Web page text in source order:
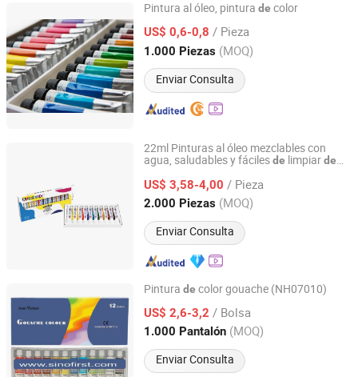
Pintura al óleo, pintura de color
US$ 0,6-0,8 / Pieza
1.000 Piezas (MOQ)
Enviar Consulta
Jinhua Gowin Canvas Co., Ltd.
Zhejiang, China Desde 2011
22ml Pinturas al óleo mezclables con
agua, saludables y fácilesde limpiarde
US$ 3,58-4,00 / Pieza
2.000 Piezas (MOQ)
Enviar Consulta
Ningbo Yinzhou Wenhui Paper Co., Ltd.
Zhejiang, China Desde 2012
Pintura de color gouache (NH07010)
US$ 2,6-3,2 / Bolsa
1.000 Pantalón (MOQ)
Enviar Consulta
Jinhua Gowin Canvas Co., Ltd.
Zhejiang, China Desde 2011